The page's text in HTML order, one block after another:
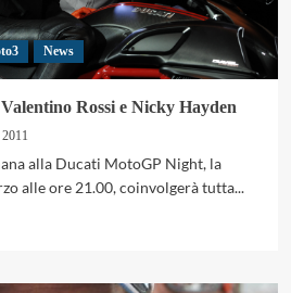
News
Rossi e Nicky Hayden
alla Ducati MotoGP Night, la
alle ore 21.00, coinvolgerà tutta...